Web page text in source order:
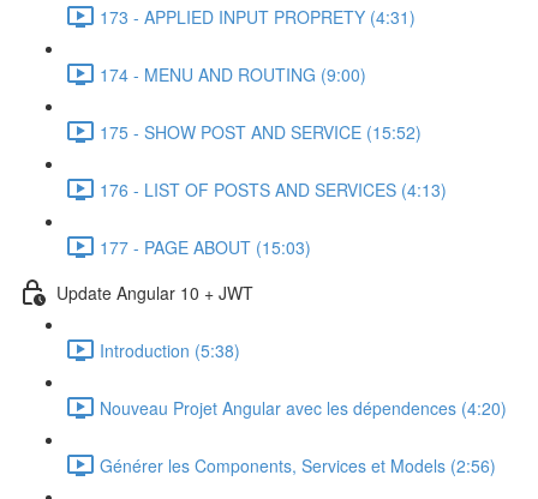
173 - APPLIED INPUT PROPRETY (4:31)
174 - MENU AND ROUTING (9:00)
175 - SHOW POST AND SERVICE (15:52)
176 - LIST OF POSTS AND SERVICES (4:13)
177 - PAGE ABOUT (15:03)
Update Angular 10 + JWT
Introduction (5:38)
Nouveau Projet Angular avec les dépendences (4:20)
Générer les Components, Services et Models (2:56)